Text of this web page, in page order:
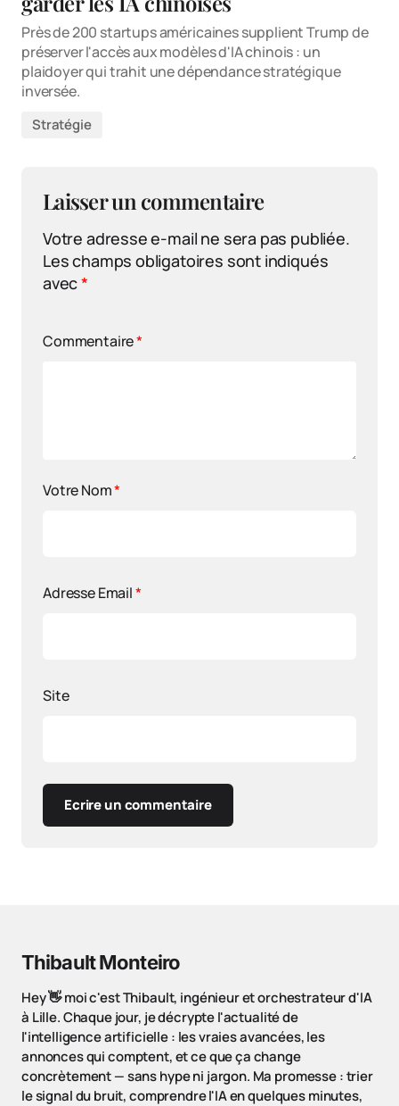
Près de 200 startups américaines supplient Trump de
préserver l'accès aux modèles d'IA chinois : un
plaidoyer qui trahit une dépendance stratégique
inversée.
Stratégie
Laisser un commentaire
Votre adresse e-mail ne sera pas publiée.
Les champs obligatoires sont indiqués
avec*
Commentaire*
Votre Nom*
Adresse Email*
Site
Ecrire un commentaire
Thibault Monteiro
Hey 👋 moi c'est Thibault, ingénieur et orchestrateur d'IA
à Lille. Chaque jour, je décrypte l'actualité de
l'intelligence artificielle : les vraies avancées, les
annonces qui comptent, et ce que ça change
concrètement — sans hype ni jargon. Ma promesse : trier
le signal du bruit, comprendre l'IA en quelques minutes,